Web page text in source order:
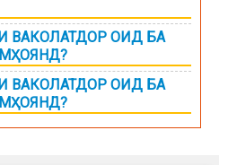
ВАКОЛАТДОР ОИД БА
ВАКОЛАТДОР ОИД БА